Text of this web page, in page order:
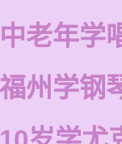
中老年学
福州学钢